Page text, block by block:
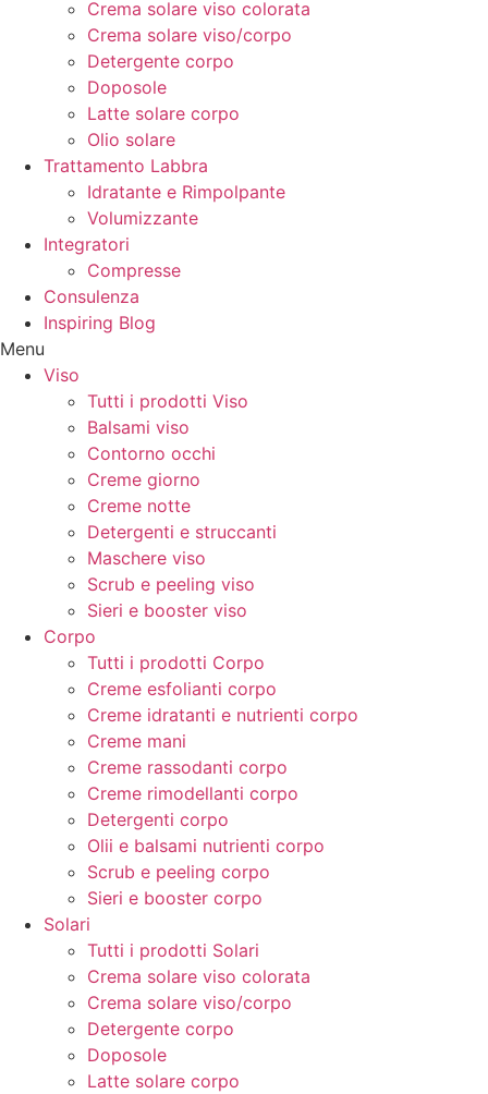
Crema solare viso colorata
Crema solare viso/corpo
Detergente corpo
Doposole
Latte solare corpo
Olio solare
Trattamento Labbra
Idratante e Rimpolpante
Volumizzante
Integratori
Compresse
Consulenza
Inspiring Blog
Menu
Viso
Tutti i prodotti Viso
Balsami viso
Contorno occhi
Creme giorno
Creme notte
Detergenti e struccanti
Maschere viso
Scrub e peeling viso
Sieri e booster viso
Corpo
Tutti i prodotti Corpo
Creme esfolianti corpo
Creme idratanti e nutrienti corpo
Creme mani
Creme rassodanti corpo
Creme rimodellanti corpo
Detergenti corpo
Olii e balsami nutrienti corpo
Scrub e peeling corpo
Sieri e booster corpo
Solari
Tutti i prodotti Solari
Crema solare viso colorata
Crema solare viso/corpo
Detergente corpo
Doposole
Latte solare corpo